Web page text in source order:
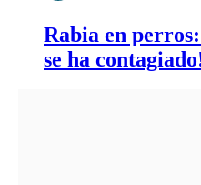
Rabia en
se ha